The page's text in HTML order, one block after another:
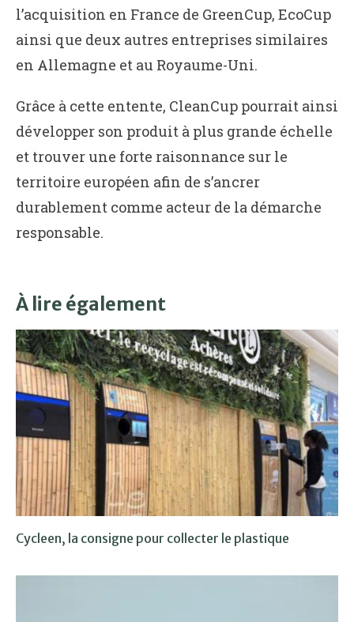
l’acquisition en France de GreenCup, EcoCup
ainsi que deux autres entreprises similaires
en Allemagne et au Royaume-Uni.
Grâce à cette entente, CleanCup pourrait ainsi
développer son produit à plus grande échelle
et trouver une forte raisonnance sur le
territoire européen afin de s’ancrer
durablement comme acteur de la démarche
responsable.
À lire également
Cycleen, la consigne pour collecter le plastique